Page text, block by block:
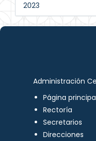
2023
Administración
Página
Rectoría
Secretarios
Direcciones